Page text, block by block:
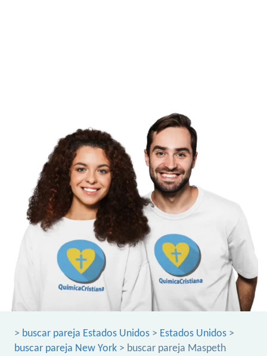
> buscar pareja Estados Unidos > Estados Unidos >
buscar pareja New York > buscar pareja Maspeth